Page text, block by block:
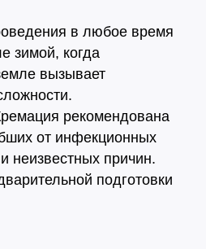
в любое время
зимой, когда
вызывает
рекомендована
от инфекционных
неизвестных причин.
подготовки
врач